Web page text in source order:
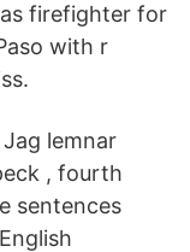
firefighter for
with r
lemnar
, fourth
sentences